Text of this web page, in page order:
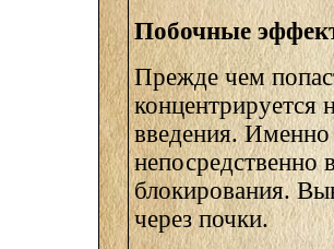
Побочные
Прежде чем
концентрируется
введения. Именно
блокирования.
через почки.